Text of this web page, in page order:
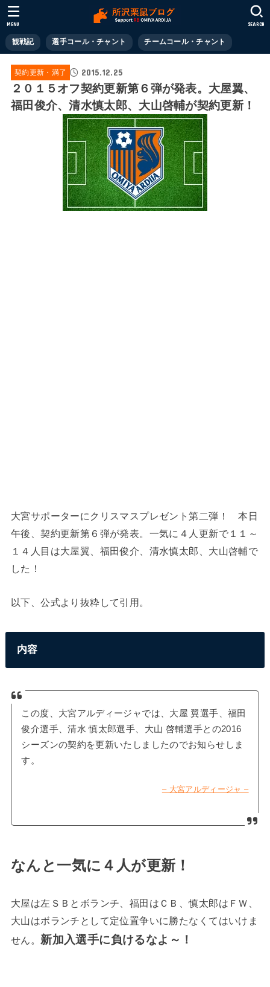
観戦記 選手コール・チャント チームコール・チャント
SEARCH
MENU
契約更新・満了 2015.12.25
２０１５オフ契約更新第６弾が発表。大屋翼、
福田俊介、清水慎太郎、大山啓輔が契約更新！
大宮サポーターにクリスマスプレゼント第二弾！ 本日
午後、契約更新第６弾が発表。一気に４人更新で１１～
１４人目は大屋翼、福田俊介、清水慎太郎、大山啓輔で
した！
以下、公式より抜粋して引用。
内容
この度、大宮アルディージャでは、大屋 翼選手、福田
俊介選手、清水 慎太郎選手、大山 啓輔選手との2016
シーズンの契約を更新いたしましたのでお知らせしま
す。
– 大宮アルディージャ –
なんと一気に４人が更新！
大屋は左ＳＢとボランチ、福田はＣＢ、慎太郎はＦＷ、
大山はボランチとして定位置争いに勝たなくてはいけま
せん。 新加入選手に負けるなよ～！